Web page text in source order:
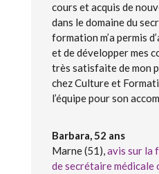
cours et acquis de
dans le domaine du
formation m’a permis
et de développer mes
très satisfaite de mon
chez Culture et
l’équipe pour son
Barbara, 52 ans
Marne (51),avis sur la
de secrétaire